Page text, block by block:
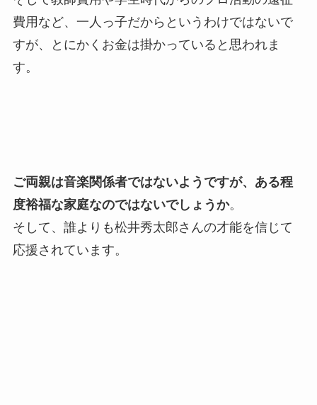
費用など、一人っ子だからというわけではないで
すが、とにかくお金は掛かっていると思われま
す。
ご両親は音楽関係者ではないようですが、ある程
度裕福な家庭なのではないでしょうか。
そして、誰よりも松井秀太郎さんの才能を信じて
応援されています。